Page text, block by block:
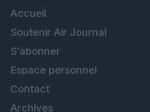
Accueil
Soutenir Air Journal
S’abonner
Espace personnel
Contact
Archives